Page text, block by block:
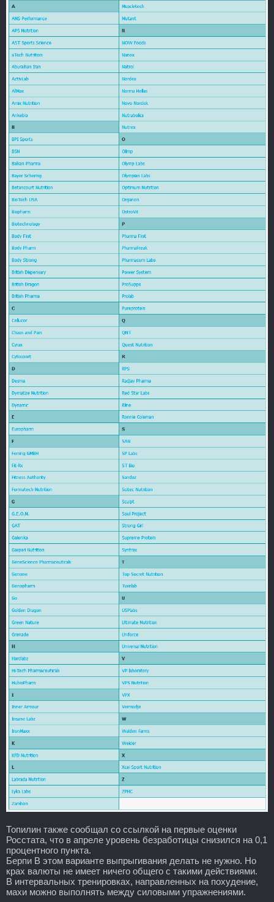
Топилин также сообщал со ссылкой на первые оценки
Росстата, что в апреле уровень безработицы снизился на 0,1
процентного пункта.
Берпи В этом варианте выпрыгивания делать не нужно. Но
крах валюты не имеет ничего общего с такими действиями.
В интервальных тренировках, направленных на похудение,
махи можно выполнять между силовыми упражнениями.